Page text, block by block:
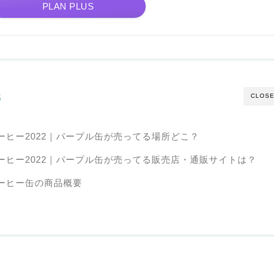
PLAN PLUS
CLOSE
ヒー2022｜パープル缶が売ってる場所どこ？
ヒー2022｜パープル缶が売ってる販売店・通販サイトは？
ヒー缶の商品概要